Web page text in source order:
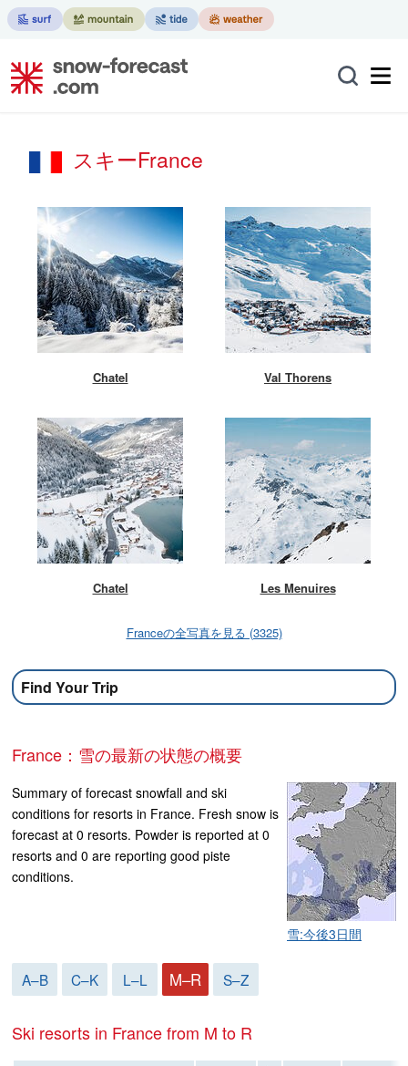
スキーFrance
Chatel Val Thorens
Chatel Les Menuires
Franceの全写真を見る (3325)
Find Your Trip
France：雪の最新の状態の概要
雪:今後3日間
Summary of forecast snowfall and ski
conditions for resorts in France. Fresh snow is
forecast at 0 resorts. Powder is reported at 0
resorts and 0 are reporting good piste
conditions.
A–B C–K L–L M–R S–Z
Ski resorts in France from M to R